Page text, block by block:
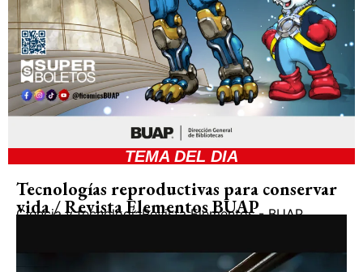
TEMA DEL DIA
Tecnologías reproductivas para conservar
vida / Revista Elementos BUAP
Ciencia y tecnologíaRevista Elementos - BUAP